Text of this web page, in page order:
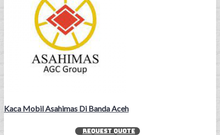
Kaca Mobil Asahimas Di Banda Aceh
REQUEST QUOTE